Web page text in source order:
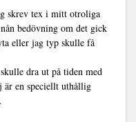
skrev tex i mitt otroliga
bedövning om det gick
eller jag typ skulle få
dra ut på tiden med
är en speciellt uthållig